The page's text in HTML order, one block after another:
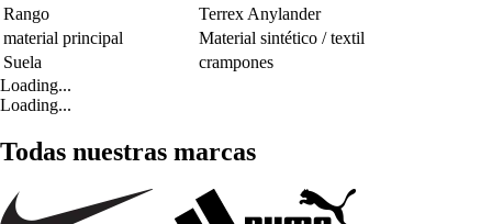
Rango
Terrex Anylander
material principal
Material sintético / textil
Suela
crampones
Loading...
Loading...
Todas nuestras marcas